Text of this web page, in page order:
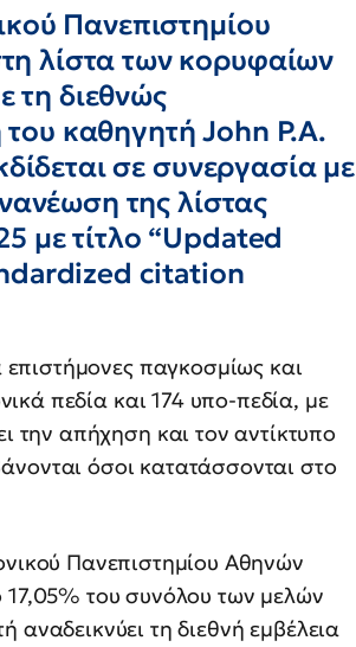
Πανεπιστημίου
λίστα των κορυφαίων
τη διεθνώς
του καθηγητή John P.A.
σε συνεργασία με
της λίστας
με τίτλο “Updated
citation
επιστήμονες παγκοσμίως και
πεδία και 174 υπο-πεδία, με
την απήχηση και τον αντίκτυπο
όσοι κατατάσσονται στο
Πανεπιστημίου Αθηνών
17,05% του συνόλου των μελών
τη διεθνή εμβέλεια